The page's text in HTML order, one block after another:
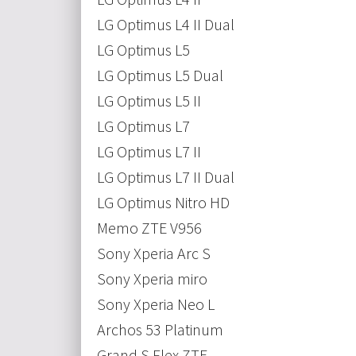
LG Optimus L4 II Dual
LG Optimus L5
LG Optimus L5 Dual
LG Optimus L5 II
LG Optimus L7
LG Optimus L7 II
LG Optimus L7 II Dual
LG Optimus Nitro HD
Memo ZTE V956
Sony Xperia Arc S
Sony Xperia miro
Sony Xperia Neo L
Archos 53 Platinum